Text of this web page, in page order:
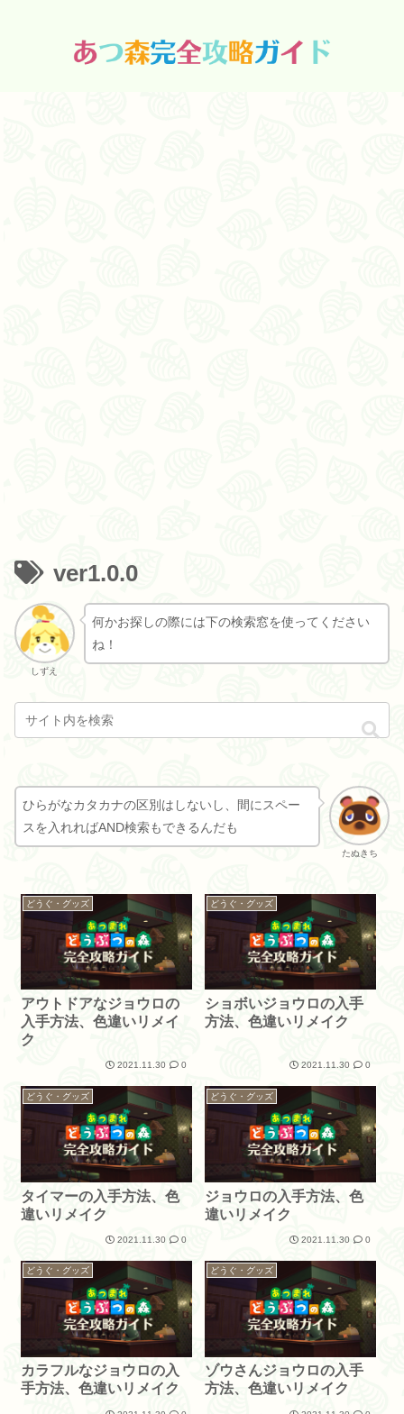
ver1.0.0
しずえ
何かお探しの際には下の検索窓を使ってください
ね！
たぬきち
ひらがなカタカナの区別はしないし、間にスペー
スを入れればAND検索もできるんだも
どうぐ・グッズ
アウトドアなジョウロの
入手方法、色違いリメイ
ク
2021.11.30 0
どうぐ・グッズ
ショボいジョウロの入手
方法、色違いリメイク
2021.11.30 0
どうぐ・グッズ
タイマーの入手方法、色
違いリメイク
2021.11.30 0
どうぐ・グッズ
ジョウロの入手方法、色
違いリメイク
2021.11.30 0
どうぐ・グッズ
カラフルなジョウロの入
手方法、色違いリメイク
どうぐ・グッズ
ゾウさんジョウロの入手
方法、色違いリメイク